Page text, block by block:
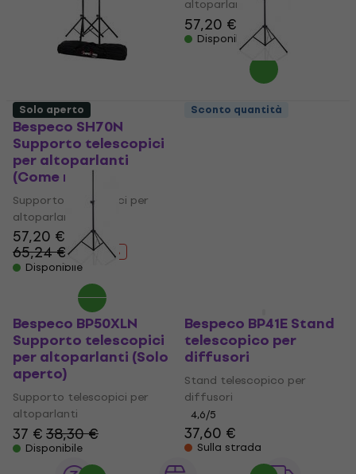
altoparlanti
57,20 €
Disponibile
Bespeco SH70N
Supporto telescopici
per altoparlanti
(Come nuovo)
Supporto telescopici per
altoparlanti
57,20 €
65,24 €
- 12 %
Disponibile
Solo aperto
Bespeco BP50XLN
Supporto telescopici
per altoparlanti (Solo
aperto)
Supporto telescopici per
altoparlanti
37 €38,30 €
Disponibile
Sconto quantità
Bespeco BP41E Stand
telescopico per
diffusori
Stand telescopico per
diffusori
4,6/5
37,60 €
Sulla strada